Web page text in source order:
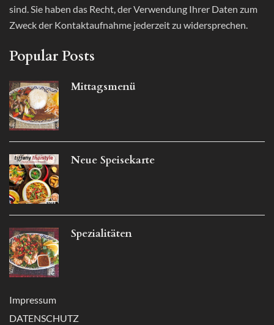
sind. Sie haben das Recht, der Verwendung Ihrer Daten zum
Zweck der Kontaktaufnahme jederzeit zu widersprechen.
Popular Posts
Mittagsmenü
Neue Speisekarte
Spezialitäten
Impressum
DATENSCHUTZ